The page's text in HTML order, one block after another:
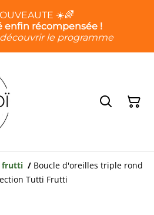
☀️🌈
enfin récompensée !
le programme
frutti / Boucle d'oreilles triple rond
Tutti Frutti